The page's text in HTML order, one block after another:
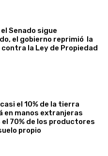
Senado sigue
el gobierno reprimió la
la Ley de Propiedad
el 10% de la tierra
en manos extranjeras
70% de los productores
propio